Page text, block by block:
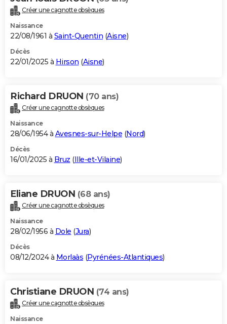
Créer une cagnotte obsèques
Naissance
22/08/1961 à Saint-Quentin (Aisne)
Décès
22/01/2025 à Hirson (Aisne)
Richard DRUON (70 ans)
Créer une cagnotte obsèques
Naissance
28/06/1954 à Avesnes-sur-Helpe (Nord)
Décès
16/01/2025 à Bruz (Ille-et-Vilaine)
Eliane DRUON (68 ans)
Créer une cagnotte obsèques
Naissance
28/02/1956 à Dole (Jura)
Décès
08/12/2024 à Morlaàs (Pyrénées-Atlantiques)
Christiane DRUON (74 ans)
Créer une cagnotte obsèques
Naissance